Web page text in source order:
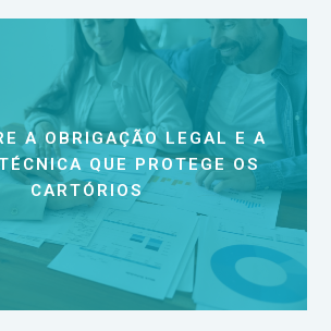
A OBRIGAÇÃO LEGAL E A
QUE PROTEGE OS
CARTÓRIOS